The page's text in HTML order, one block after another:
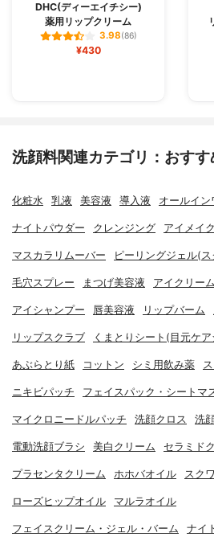
DHC(ディーエイチシー)
薬用リップクリーム
3.98(86)
¥430
洗顔料関連カテゴリ：おす
化粧水 乳液 美容液 導入液 オールイン
ナイトパウダー クレンジング アイメイ
マスカラリムーバー ピーリングジェル(
毛穴スプレー まつげ美容液 アイクリーム
アイシャンプー 唇美容液 リップバーム
リップスクラブ くまとりシート(目元ケ
あぶらとり紙 コットン シミ用飲み薬
ニキビパッチ フェイスパック・シートマ
マイクロニードルパッチ 洗顔クロス 洗
電動洗顔ブラシ 美白クリーム セラミド
プラセンタクリーム ホホバオイル スク
ローズヒップオイル マルラオイル
フェイスクリーム・ジェル・バーム ナイ